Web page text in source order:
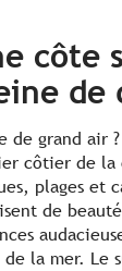
côte
de
de grand air
côtier de la
plages et
de
de la mer. Le